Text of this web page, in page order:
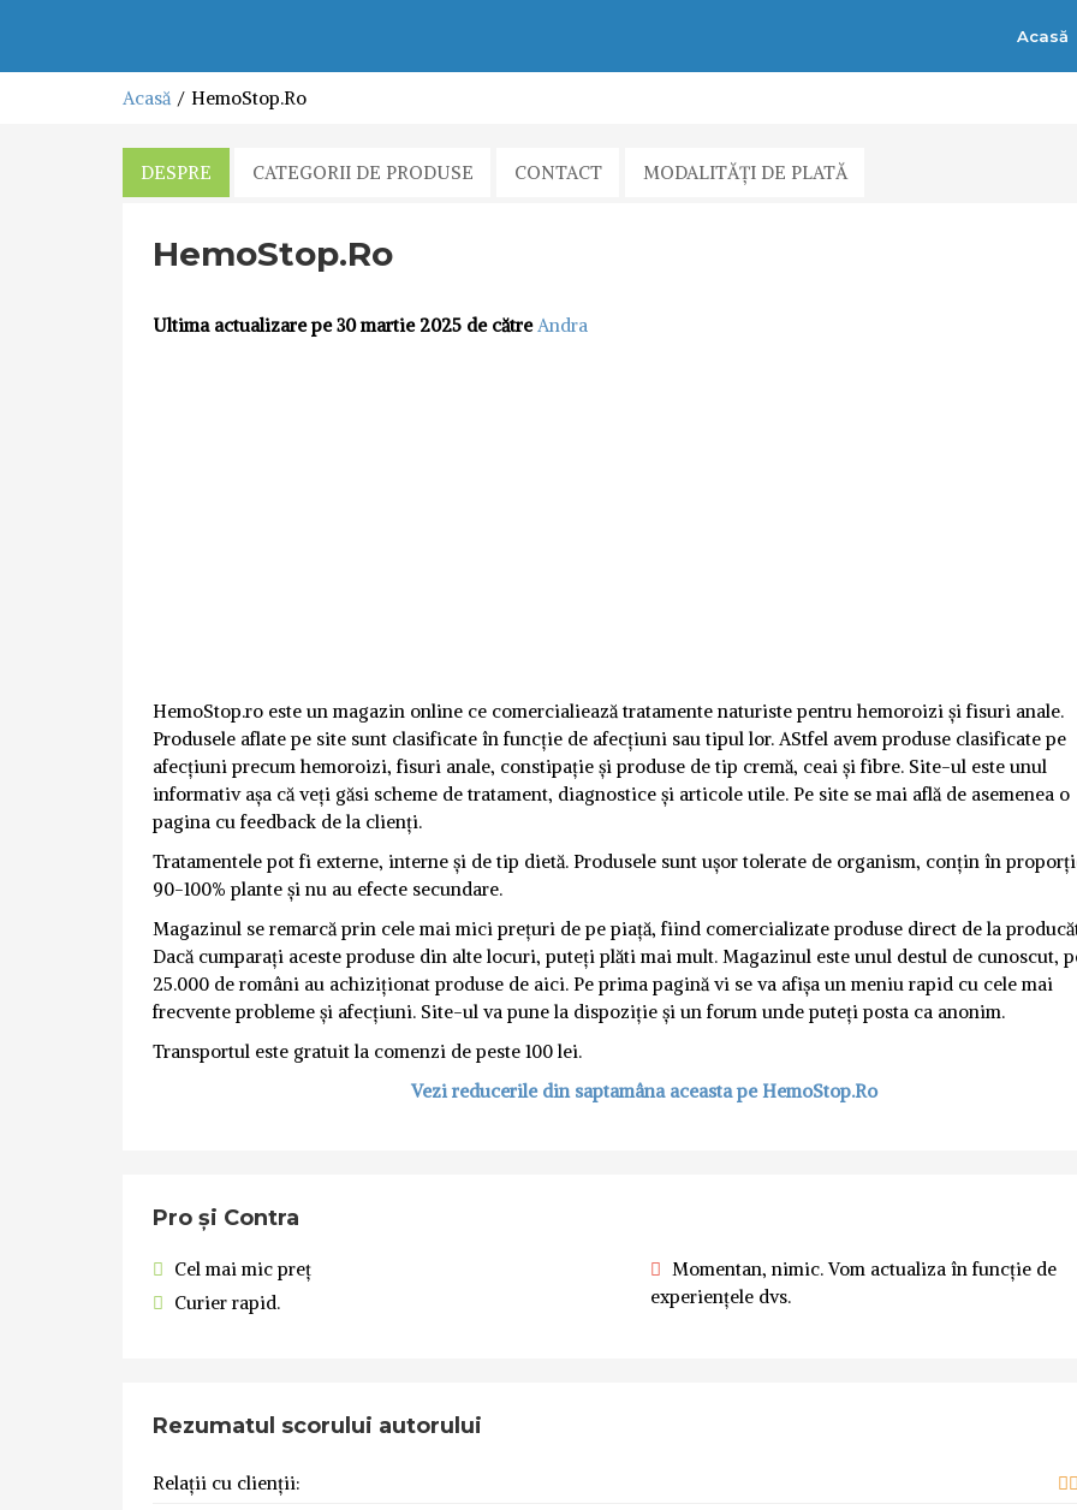
Acasă
Acasă HemoStop.Ro
DESPRE CATEGORII DE PRODUSE CONTACT MODALITĂȚI DE PLATĂ
HemoStop.Ro
Ultima actualizare pe 30 martie 2025 de către Andra
HemoStop.ro este un magazin online ce comercialiează tratamente naturiste pentru hemoroizi și fisuri anale.
Produsele aflate pe site sunt clasificate în funcție de afecțiuni sau tipul lor. AStfel avem produse clasificate pe
afecțiuni precum hemoroizi, fisuri anale, constipație și produse de tip cremă, ceai și fibre. Site-ul este unul
informativ așa că veți găsi scheme de tratament, diagnostice și articole utile. Pe site se mai află de asemenea o
pagina cu feedback de la clienți.
Tratamentele pot fi externe, interne și de tip dietă. Produsele sunt ușor tolerate de organism, conțin în
90-100% plante și nu au efecte secundare.
Magazinul se remarcă prin cele mai mici prețuri de pe piață, fiind comercializate produse direct de la
Dacă cumparați aceste produse din alte locuri, puteți plăti mai mult. Magazinul este unul destul de cunoscut,
25.000 de români au achiziționat produse de aici. Pe prima pagină vi se va afișa un meniu rapid cu cele mai
frecvente probleme și afecțiuni. Site-ul va pune la dispoziție și un forum unde puteți posta ca anonim.
Transportul este gratuit la comenzi de peste 100 lei.
Vezi reducerile din saptamâna aceasta pe HemoStop.Ro
Pro și Contra
Cel mai mic preț
Curier rapid.
Momentan, nimic. Vom actualiza în funcție de
experiențele dvs.
Rezumatul scorului autorului
Relații cu clienții: